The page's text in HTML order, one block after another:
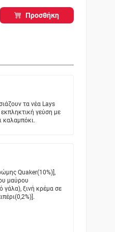
Προσθήκη
τα νέα Lays
γεύση με
καλαμπόκι.
Quaker(10%)],
μαύρου
γάλα), ξινή κρέμα σε